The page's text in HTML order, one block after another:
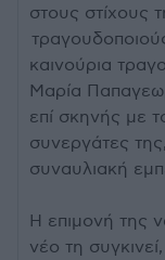
στους στίχους
καινούρια
Μαρία
επί σκηνής με
συνεργάτες
συναυλιακή
Η επιμονή της
νέο τη